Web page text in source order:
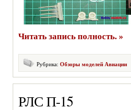
Читать запись полность. »
Рубрика: Обзоры моделей Авиации
РЛС П-15